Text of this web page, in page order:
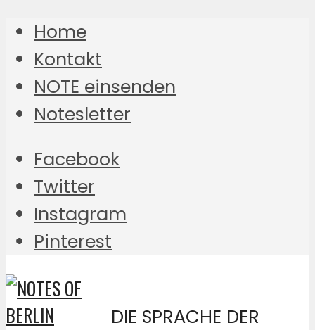
Home
Kontakt
NOTE einsenden
Notesletter
Facebook
Twitter
Instagram
Pinterest
DIE SPRACHE DER